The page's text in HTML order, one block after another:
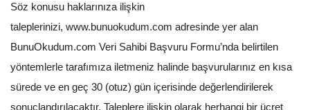
Söz konusu haklarınıza ilişkin
taleplerinizi, www.bunuokudum.com adresinde yer alan
BunuOkudum.com Veri Sahibi Başvuru Formu’nda belirtilen
yöntemlerle tarafımıza iletmeniz halinde başvurularınız en kısa
sürede ve en geç 30 (otuz) gün içerisinde değerlendirilerek
sonuçlandırılacaktır. Taleplere ilişkin olarak herhangi bir ücret